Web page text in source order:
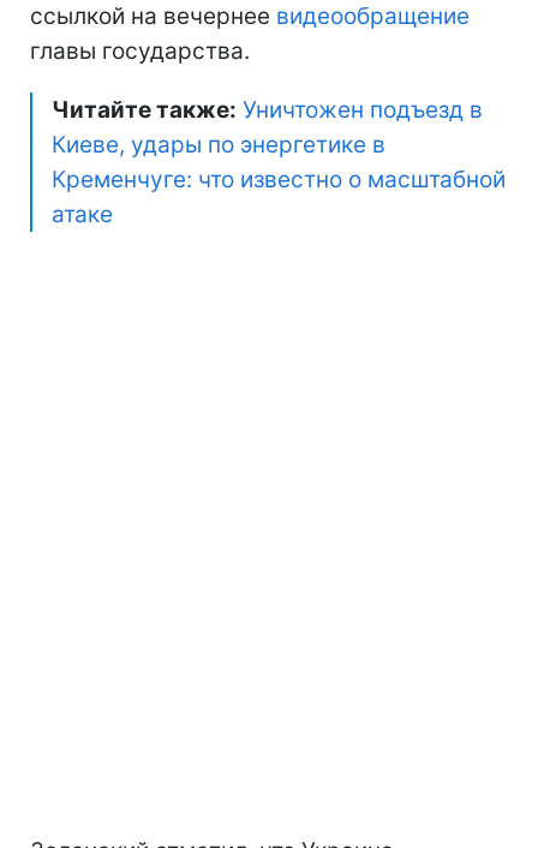
ссылкой на вечернее видеообращение
главы государства.
Читайте также: Уничтожен подъезд в
Киеве, удары по энергетике в
Кременчуге: что известно о масштабной
атаке